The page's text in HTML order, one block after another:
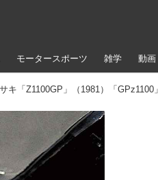
モータースポーツ 雑学 動画